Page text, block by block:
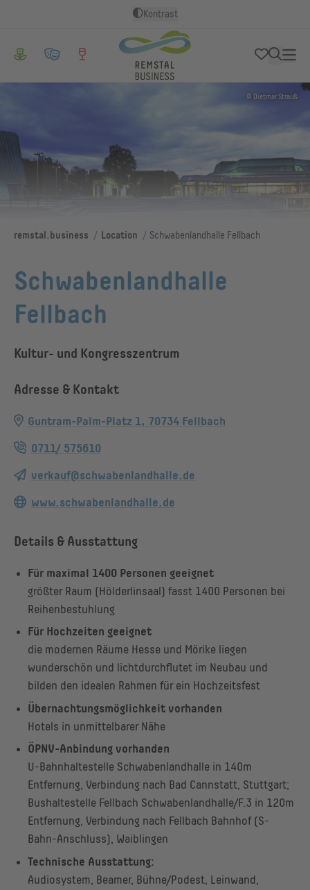
Kontrast
© Dietmar Strauß
remstal.business / Location / Schwabenlandhalle Fellbach
Schwabenlandhalle
Fellbach
Kultur- und Kongresszentrum
Adresse & Kontakt
Guntram-Palm-Platz 1, 70734 Fellbach
0711/ 575610
verkauf@schwabenlandhalle.de
www.schwabenlandhalle.de
Details & Ausstattung
Für maximal 1400 Personen geeignet
größter Raum (Hölderlinsaal) fasst 1400 Personen bei
Reihenbestuhlung
Für Hochzeiten geeignet
die modernen Räume Hesse und Mörike liegen
wunderschön und lichtdurchflutet im Neubau und
bilden den idealen Rahmen für ein Hochzeitsfest
Übernachtungsmöglichkeit vorhanden
Hotels in unmittelbarer Nähe
ÖPNV-Anbindung vorhanden
U-Bahnhaltestelle Schwabenlandhalle in 140m
Entfernung, Verbindung nach Bad Cannstatt, Stuttgart;
Bushaltestelle Fellbach Schwabenlandhalle/F.3 in 120m
Entfernung, Verbindung nach Fellbach Bahnhof (S-
Bahn-Anschluss), Waiblingen
Technische Ausstattung:
Audiosystem, Beamer, Bühne/Podest, Leinwand,